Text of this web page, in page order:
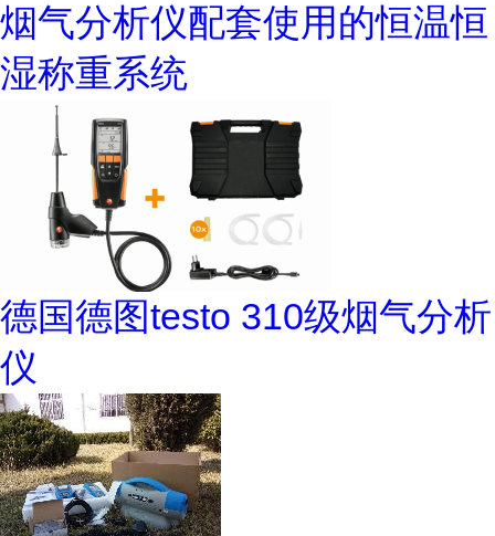
烟气分析仪配套使用的恒温恒
湿称重系统
德国德图testo 310级烟气分析
仪